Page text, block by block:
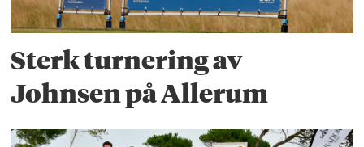
Sterk turnering av
Johnsen på Allerum